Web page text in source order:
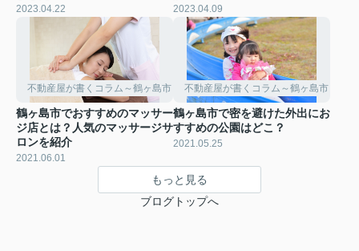
2023.04.22 2023.04.09
不動産屋が書くコラム～鶴ヶ島市～
鶴ヶ島市でおすすめのマッサー
ジ店とは？人気のマッサージサ
ロンを紹介
2021.06.01
不動産屋が書くコラム～鶴ヶ島市～
鶴ヶ島市で密を避けた外出にお
すすめの公園はどこ？
2021.05.25
もっと見る
ブログトップへ